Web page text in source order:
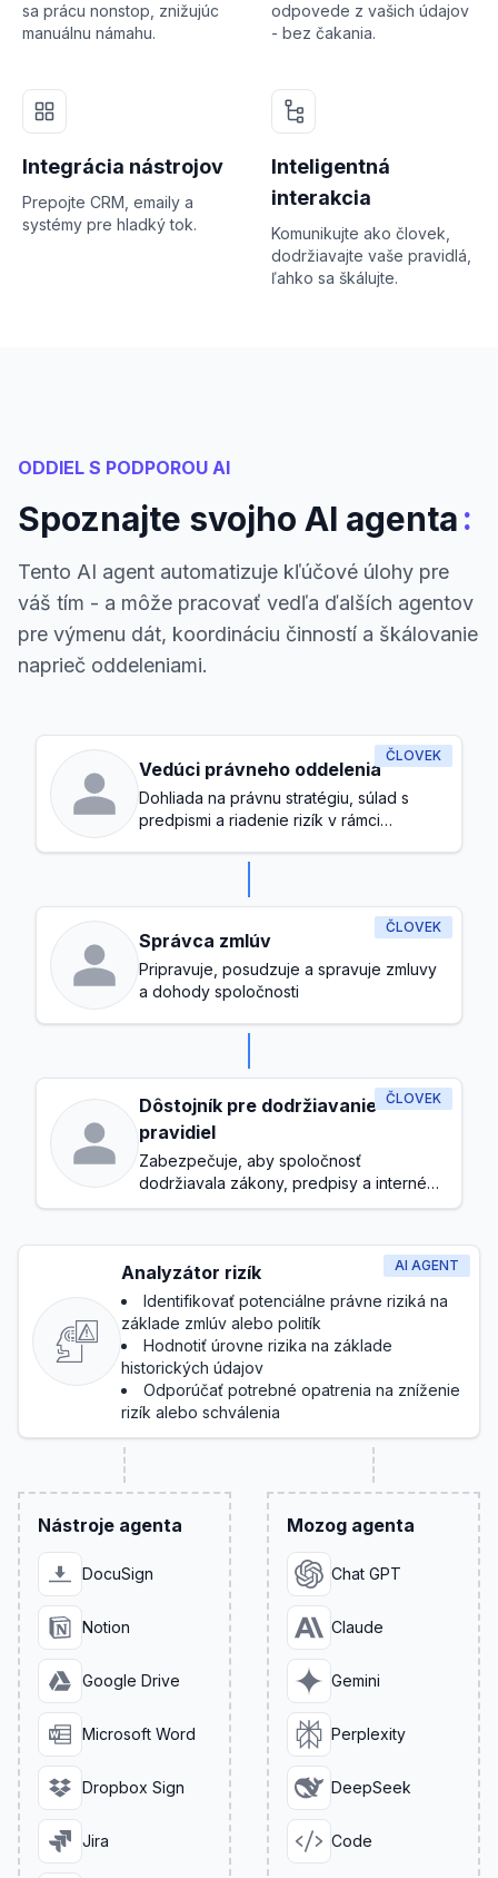
sa prácu nonstop, znižujúc
manuálnu námahu.
odpovede z vašich údajov
- bez čakania.
Integrácia nástrojov
Prepojte CRM, emaily a
systémy pre hladký tok.
Inteligentná
interakcia
Komunikujte ako človek,
dodržiavajte vaše pravidlá,
ľahko sa škálujte.
ODDIEL S PODPOROU AI
Spoznajte svojho AI agenta:
Tento AI agent automatizuje kľúčové úlohy pre
váš tím - a môže pracovať vedľa ďalších agentov
pre výmenu dát, koordináciu činností a škálovanie
naprieč oddeleniami.
ČLOVEK
Vedúci právneho oddelenia
Dohliada na právnu stratégiu, súlad s
predpismi a riadenie rizík v rámci
ČLOVEK
Správca zmlúv
Pripravuje, posudzuje a spravuje zmluvy
a dohody spoločnosti
ČLOVEK
Dôstojník pre dodržiavanie
pravidiel
Zabezpečuje, aby spoločnosť
dodržiavala zákony, predpisy a interné
politiky
AI AGENT
Analyzátor rizík
Identifikovať potenciálne právne riziká na
základe zmlúv alebo politík
Hodnotiť úrovne rizika na základe
historických údajov
Odporúčať potrebné opatrenia na zníženie
rizík alebo schválenia
Nástroje agenta
DocuSign
Notion
Google Drive
Microsoft Word
Dropbox Sign
Jira
Mozog agenta
Chat GPT
Claude
Gemini
Perplexity
DeepSeek
Code